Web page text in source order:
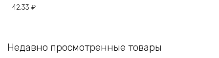
42,33 ₽
Недавно просмотренные товары